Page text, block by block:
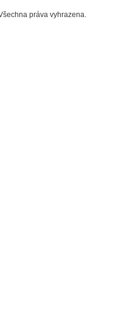
práva vyhrazena.